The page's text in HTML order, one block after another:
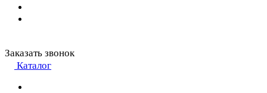
Заказать звонок
Каталог